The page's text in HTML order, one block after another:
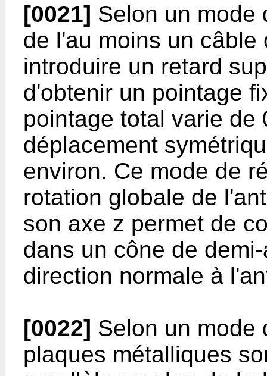
[0021] Selon un mode
de l'au moins un
introduire un retard
d'obtenir un pointage
pointage total varie de
déplacement
environ. Ce mode de
rotation globale de
son axe z permet de
dans un cône de
direction normale à
[0022] Selon un mode
plaques métalliques